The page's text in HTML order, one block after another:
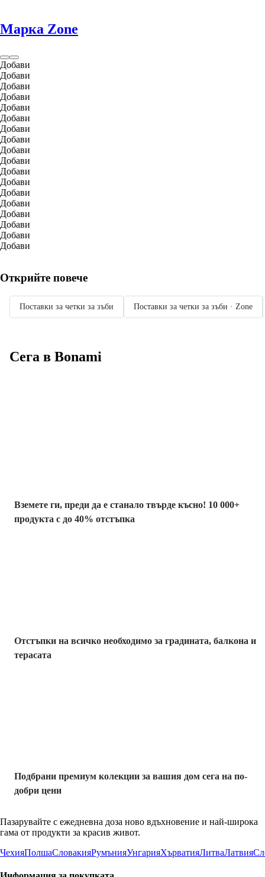
Марка Zone
Добави
Добави
Добави
Добави
Добави
Добави
Добави
Добави
Добави
Добави
Добави
Добави
Добави
Добави
Добави
Добави
Добави
Добави
Открийте повече
Поставки за четки за зъби Поставки за четки за зъби · Zone
Сега в Bonami
Вземете ги, преди да е станало твърде късно! 10 000+
продукта с до 40% отстъпка
Отстъпки на всичко необходимо за градината, балкона и
терасата
Подбрани премиум колекции за вашия дом сега на по-
добри цени
Пазарувайте с ежедневна доза ново вдъхновение и най-широка
гама от продукти за красив живот.
ЧехияПолшаСловакияРумънияУнгарияХърватияЛитваЛатвия